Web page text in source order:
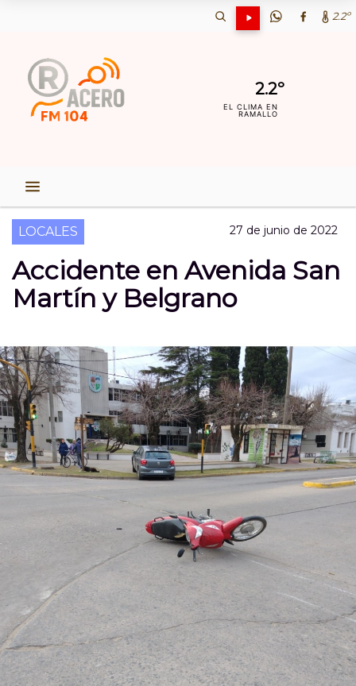
2.2º
2.2º
EL CLIMA EN
RAMALLO
LOCALES 27 de junio de 2022
Accidente en Avenida San
Martín y Belgrano